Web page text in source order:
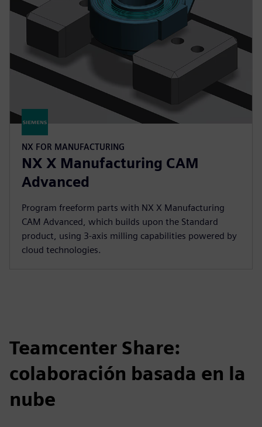
NX FOR MANUFACTURING
NX X Manufacturing CAM
Advanced
Program freeform parts with NX X Manufacturing
CAM Advanced, which builds upon the Standard
product, using 3-axis milling capabilities powered by
cloud technologies.
Teamcenter Share:
colaboración basada en la
nube